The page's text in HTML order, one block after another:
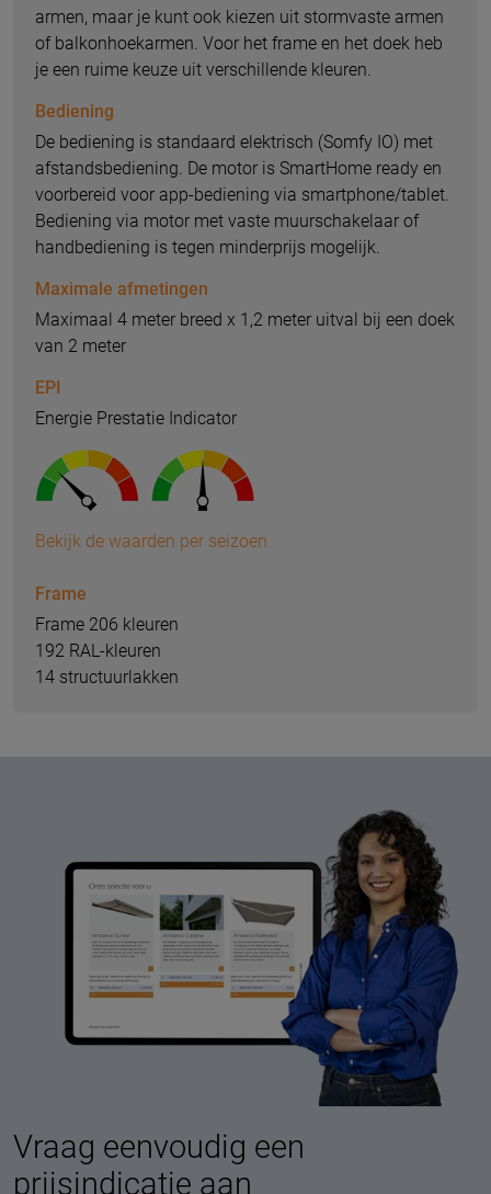
armen, maar je kunt ook kiezen uit stormvaste armen
of balkonhoekarmen. Voor het frame en het doek heb
je een ruime keuze uit verschillende kleuren.
Bediening
De bediening is standaard elektrisch (Somfy IO) met
afstandsbediening. De motor is SmartHome ready en
voorbereid voor app-bediening via smartphone/tablet.
Bediening via motor met vaste muurschakelaar of
handbediening is tegen minderprijs mogelijk.
Maximale afmetingen
Maximaal 4 meter breed x 1,2 meter uitval bij een doek
van 2 meter
EPI
Energie Prestatie Indicator
Bekijk de waarden per seizoen
Frame
Frame 206 kleuren
192 RAL-kleuren
14 structuurlakken
Vraag eenvoudig een
prijsindicatie aan